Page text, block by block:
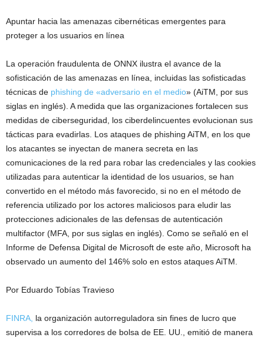
Apuntar hacia las amenazas cibernéticas emergentes para
proteger a los usuarios en línea
La operación fraudulenta de ONNX ilustra el avance de la
sofisticación de las amenazas en línea, incluidas las sofisticadas
técnicas de phishing de «adversario en el medio» (AiTM, por sus
siglas en inglés). A medida que las organizaciones fortalecen sus
medidas de ciberseguridad, los ciberdelincuentes evolucionan sus
tácticas para evadirlas. Los ataques de phishing AiTM, en los que
los atacantes se inyectan de manera secreta en las
comunicaciones de la red para robar las credenciales y las cookies
utilizadas para autenticar la identidad de los usuarios, se han
convertido en el método más favorecido, si no en el método de
referencia utilizado por los actores maliciosos para eludir las
protecciones adicionales de las defensas de autenticación
multifactor (MFA, por sus siglas en inglés). Como se señaló en el
Informe de Defensa Digital de Microsoft de este año, Microsoft ha
observado un aumento del 146% solo en estos ataques AiTM.
Por Eduardo Tobías Travieso
FINRA, la organización autorreguladora sin fines de lucro que
supervisa a los corredores de bolsa de EE. UU., emitió de manera